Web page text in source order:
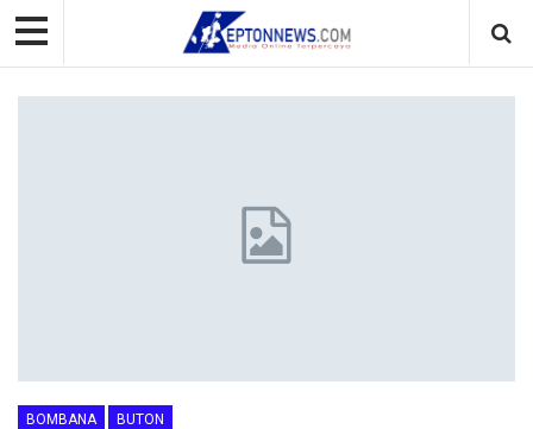
BOMBANA BUTON